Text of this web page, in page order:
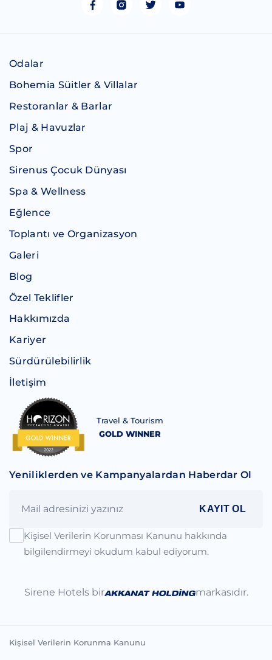
Odalar
Bohemia Süitler & Villalar
Restoranlar & Barlar
Plaj & Havuzlar
Spor
Sirenus Çocuk Dünyası
Spa & Wellness
Eğlence
Toplantı ve Organizasyon
Galeri
Blog
Özel Teklifler
Hakkımızda
Kariyer
Sürdürülebilirlik
İletişim
Travel & Tourism
GOLD WINNER
Yeniliklerden ve Kampanyalardan Haberdar Ol
KAYIT OL
Kişisel Verilerin Korunması Kanunu hakkında
bilgilendirmeyi okudum kabul ediyorum.
Sirene Hotels bir markasıdır.
Kişisel Verilerin Korunma Kanunu